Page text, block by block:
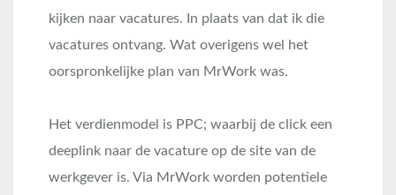
kijken naar vacatures. In plaats van dat ik die
vacatures ontvang. Wat overigens wel het
oorspronkelijke plan van MrWork was.
Het verdienmodel is PPC; waarbij de click een
deeplink naar de vacature op de site van de
werkgever is. Via MrWork worden potentiele